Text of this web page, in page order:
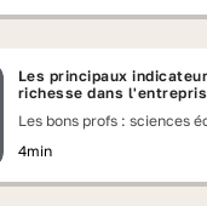
Les principaux
richesse dans
Les bons profs : sciences
4min